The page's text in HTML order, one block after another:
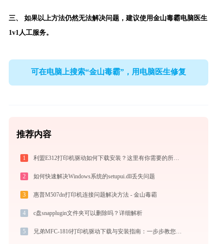
三、 如果以上方法仍然无法解决问题，建议使用金山毒霸电脑医生
1v1人工服务。
可在电脑上搜索“金山毒霸”，用电脑医生修复
推荐内容
1 利盟E312打印机驱动如何下载安装？这里有你需要的所有信息
2 如何快速解决Windows系统的setupui.dll丢失问题
3 惠普M507dn打印机连接问题解决方法 - 金山毒霸
4 c盘snapplugin文件夹可以删除吗？详细解析
5 兄弟MFC-1816打印机驱动下载与安装指南：一步步教您操作